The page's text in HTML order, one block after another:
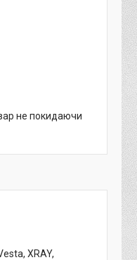
не покидаючи
XRAY,